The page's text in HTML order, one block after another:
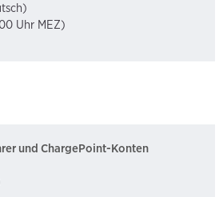
Uhr MEZ)
und ChargePoint-Konten